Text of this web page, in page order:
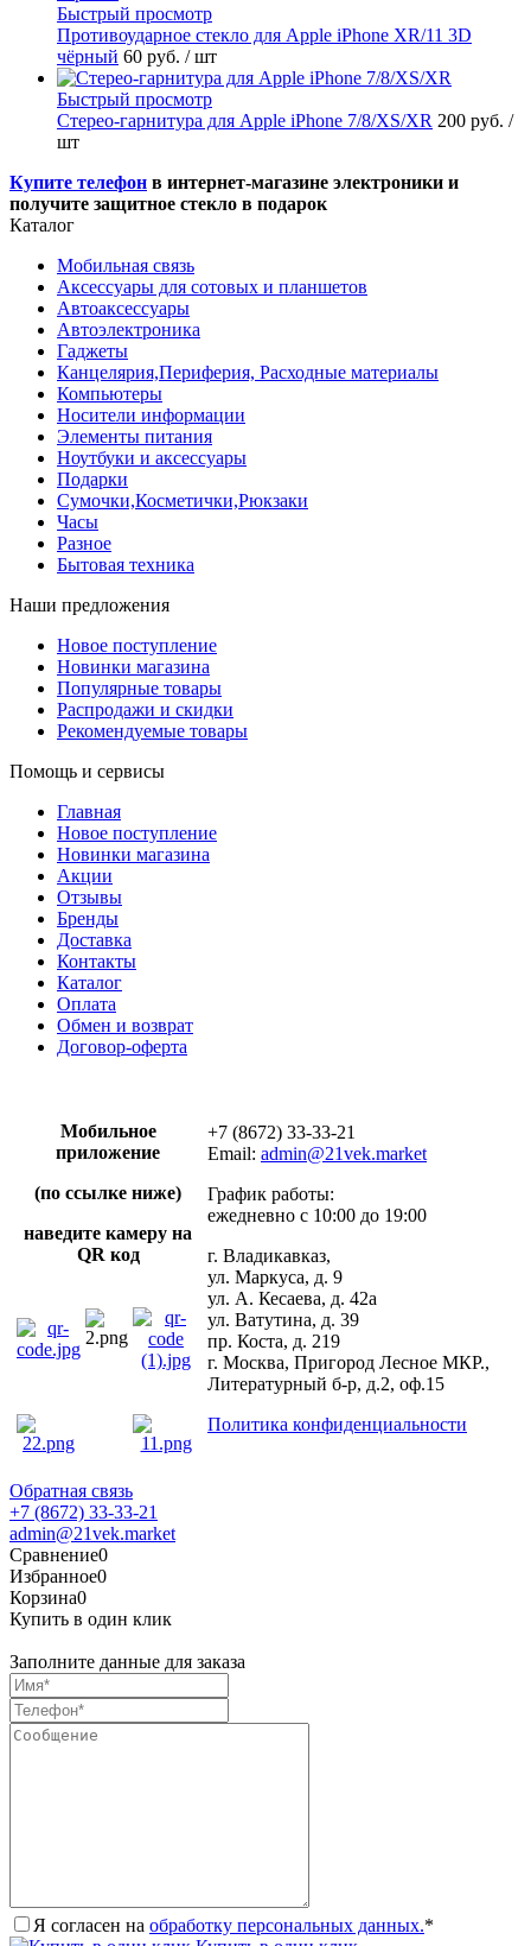
Быстрый просмотр
Противоударное стекло для Apple iPhone XR/11 3D
чёрный 60 руб. / шт
Быстрый просмотр
Стерео-гарнитура для Apple iPhone 7/8/XS/XR 200 руб. /
шт
Купите телефон в интернет-магазине электроники и
получите защитное стекло в подарок
Каталог
Мобильная связь
Аксессуары для сотовых и планшетов
Автоаксессуары
Автоэлектроника
Гаджеты
Канцелярия,Периферия, Расходные материалы
Компьютеры
Носители информации
Элементы питания
Ноутбуки и аксессуары
Подарки
Сумочки,Косметички,Рюкзаки
Часы
Разное
Бытовая техника
Наши предложения
Новое поступление
Новинки магазина
Популярные товары
Распродажи и скидки
Рекомендуемые товары
Помощь и сервисы
Главная
Новое поступление
Новинки магазина
Акции
Отзывы
Бренды
Доставка
Контакты
Каталог
Оплата
Обмен и возврат
Договор-оферта
Мобильное
приложение
(по ссылке ниже)
наведите камеру на
QR код
+7 (8672) 33-33-21
Email: admin@21vek.market
График работы:
ежедневно с 10:00 до 19:00
г. Владикавказ,
ул. Маркуса, д. 9
ул. А. Кесаева, д. 42а
ул. Ватутина, д. 39
пр. Коста, д. 219
г. Москва, Пригород Лесное МКР.,
Литературный б-р, д.2, оф.15
Политика конфиденциальности
Обратная связь
+7 (8672) 33-33-21
admin@21vek.market
Сравнение0
Избранное0
Корзина0
Купить в один клик
Заполните данные для заказа
Я согласен на обработку персональных данных.*